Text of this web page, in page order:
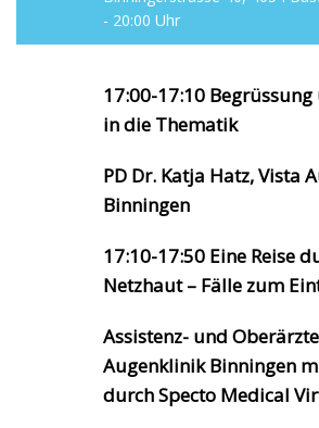
- 20:00 Uhr
17:00-17:10
in die Thematik
PD Dr. Katja Hatz, Vista
Binningen
17:10-17:50 Eine Reise
Netzhaut – Fälle zum
Assistenz- und
Augenklinik Binningen
durch Specto Medical